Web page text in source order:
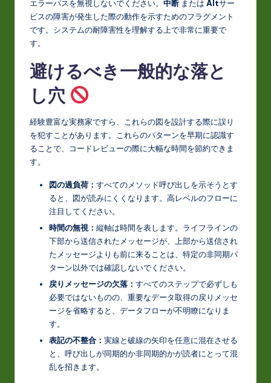
エラーパスを無視しないでください。 中断または Altサー
ビスの障害が発生した際の動作を示すためのフラグメント
です。システムの耐障害性を理解する上で非常に重要で
す。
避けるべき一般的な落と
し穴
経験豊富な実務家ですら、これらの図を設計する際に誤り
を犯すことがあります。これらのパターンを早期に認識す
ることで、コードレビューの際に大幅な時間を節約できま
す。
図の過負荷： すべてのメソッド呼び出しを示そうとす
ると、図が読みにくくなります。高レベルのフローに
注目してください。
時間の無視： 縦軸は時間を表します。ライフラインの
下部から送信されたメッセージが、上部から送信され
たメッセージよりも前に来ることは、特定の非同期パ
ターン以外では確認しないでください。
戻りメッセージの欠落： すべてのステップで必ずしも
必要ではないものの、重要なデータ取得の戻りメッセ
ージを省略すると、データフローが不明瞭になりま
す。
表記の不整合： 実線と破線の矢印を任意に混在させる
と、呼び出しが同期的か非同期的かが読者にとって混
乱を招きます。